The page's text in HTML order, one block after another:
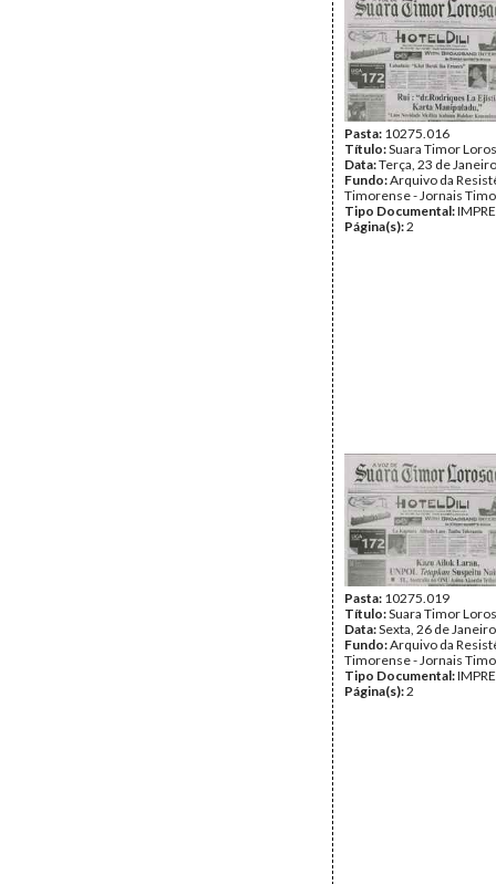
Pasta: 10275.016
Título:Suara Timor
Data:Terça, 23 de
Fundo:Arquivo da
Timorense - Jornais
Tipo Documental:
Página(s):2
Pasta: 10275.019
Título:Suara Timor
Data:Sexta, 26 de
Fundo:Arquivo da
Timorense - Jornais
Tipo Documental:
Página(s):2